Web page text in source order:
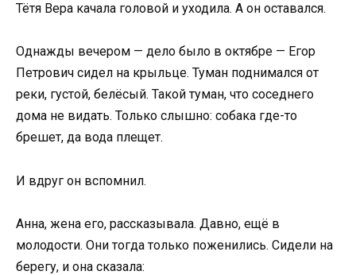
Тётя Вера качала головой и уходила. А он оставался.
Однажды вечером — дело было в октябре — Егор
Петрович сидел на крыльце. Туман поднимался от
реки, густой, белёсый. Такой туман, что соседнего
дома не видать. Только слышно: собака где-то
брешет, да вода плещет.
И вдруг он вспомнил.
Анна, жена его, рассказывала. Давно, ещё в
молодости. Они тогда только поженились. Сидели на
берегу, и она сказала: